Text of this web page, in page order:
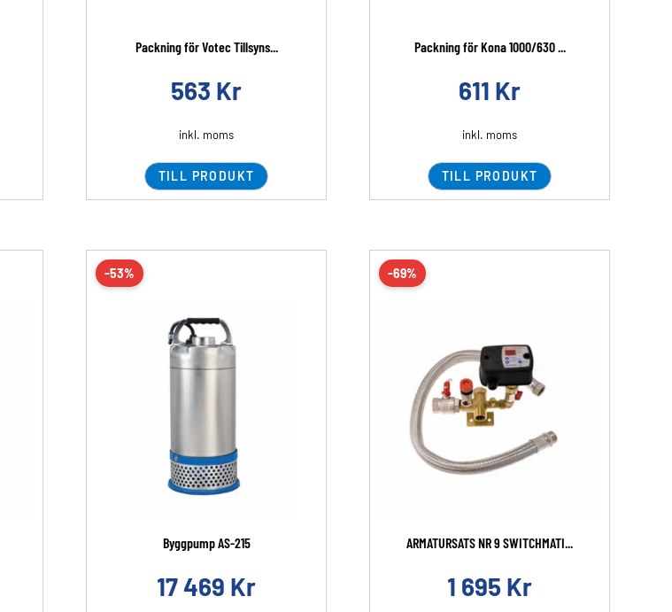
Packning för Votec Tillsyns...
563 Kr
inkl. moms
TILL PRODUKT
Packning för Kona 1000/630 ...
611 Kr
inkl. moms
TILL PRODUKT
-53%
Byggpump AS-215
17 469 Kr
-69%
ARMATURSATS NR 9 SWITCHMATI...
1 695 Kr